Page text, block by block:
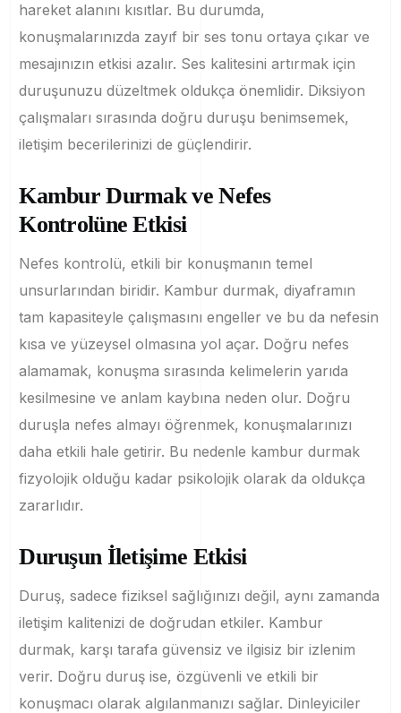
hareket alanını kısıtlar. Bu durumda,
konuşmalarınızda zayıf bir ses tonu ortaya çıkar ve
mesajınızın etkisi azalır. Ses kalitesini artırmak için
duruşunuzu düzeltmek oldukça önemlidir. Diksiyon
çalışmaları sırasında doğru duruşu benimsemek,
iletişim becerilerinizi de güçlendirir.
Kambur Durmak ve Nefes
Kontrolüne Etkisi
Nefes kontrolü, etkili bir konuşmanın temel
unsurlarından biridir. Kambur durmak, diyaframın
tam kapasiteyle çalışmasını engeller ve bu da nefesin
kısa ve yüzeysel olmasına yol açar. Doğru nefes
alamamak, konuşma sırasında kelimelerin yarıda
kesilmesine ve anlam kaybına neden olur. Doğru
duruşla nefes almayı öğrenmek, konuşmalarınızı
daha etkili hale getirir. Bu nedenle kambur durmak
fizyolojik olduğu kadar psikolojik olarak da oldukça
zararlıdır.
Duruşun İletişime Etkisi
Duruş, sadece fiziksel sağlığınızı değil, aynı zamanda
iletişim kalitenizi de doğrudan etkiler. Kambur
durmak, karşı tarafa güvensiz ve ilgisiz bir izlenim
verir. Doğru duruş ise, özgüvenli ve etkili bir
konuşmacı olarak algılanmanızı sağlar. Dinleyiciler